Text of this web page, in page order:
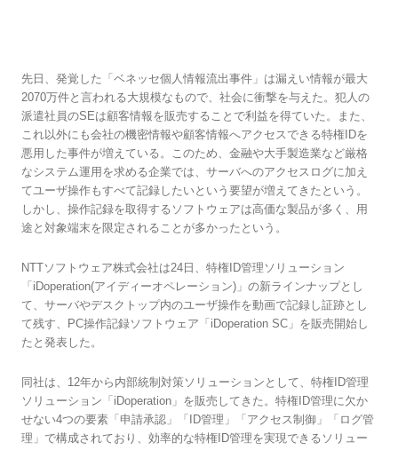
先日、発覚した「ベネッセ個人情報流出事件」は漏えい情報が最大
2070万件と言われる大規模なもので、社会に衝撃を与えた。犯人の
派遣社員のSEは顧客情報を販売することで利益を得ていた。また、
これ以外にも会社の機密情報や顧客情報へアクセスできる特権IDを
悪用した事件が増えている。このため、金融や大手製造業など厳格
なシステム運用を求める企業では、サーバへのアクセスログに加え
てユーザ操作もすべて記録したいという要望が増えてきたという。
しかし、操作記録を取得するソフトウェアは高価な製品が多く、用
途と対象端末を限定されることが多かったという。
NTTソフトウェア株式会社は24日、特権ID管理ソリューション
「iDoperation(アイディーオペレーション)」の新ラインナップとし
て、サーバやデスクトップ内のユーザ操作を動画で記録し証跡とし
て残す、PC操作記録ソフトウェア「iDoperation SC」を販売開始し
たと発表した。
同社は、12年から内部統制対策ソリューションとして、特権ID管理
ソリューション「iDoperation」を販売してきた。特権ID管理に欠か
せない4つの要素「申請承認」「ID管理」「アクセス制御」「ログ管
理」で構成されており、効率的な特権ID管理を実現できるソリュー